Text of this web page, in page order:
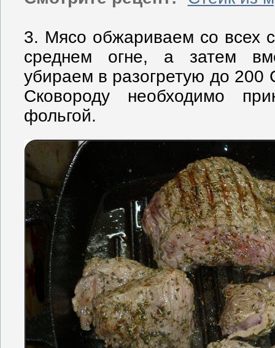
3. Мясо обжариваем со всех
среднем огне, а затем
убираем в разогретую до 200
Сковороду необходимо
фольгой.